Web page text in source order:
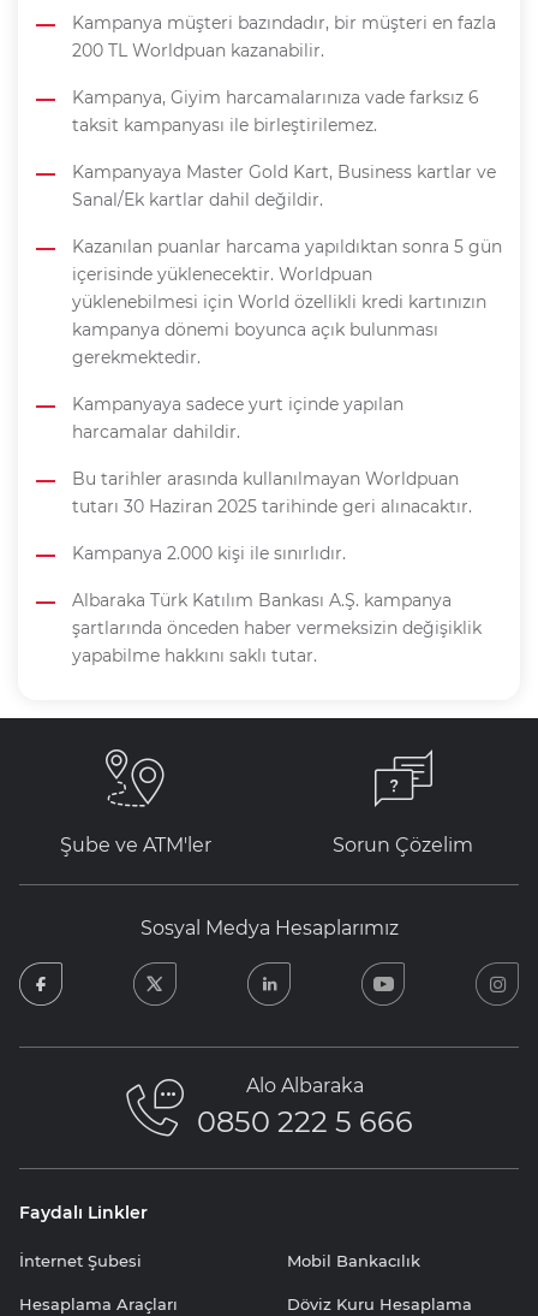
Kampanya müşteri bazındadır, bir müşteri en fazla
200 TL Worldpuan kazanabilir.
Kampanya, Giyim harcamalarınıza vade farksız 6
taksit kampanyası ile birleştirilemez.
Kampanyaya Master Gold Kart, Business kartlar ve
Sanal/Ek kartlar dahil değildir.
Kazanılan puanlar harcama yapıldıktan sonra 5 gün
içerisinde yüklenecektir. Worldpuan
yüklenebilmesi için World özellikli kredi kartınızın
kampanya dönemi boyunca açık bulunması
gerekmektedir.
Kampanyaya sadece yurt içinde yapılan
harcamalar dahildir.
Bu tarihler arasında kullanılmayan Worldpuan
tutarı 30 Haziran 2025 tarihinde geri alınacaktır.
Kampanya 2.000 kişi ile sınırlıdır.
Albaraka Türk Katılım Bankası A.Ş. kampanya
şartlarında önceden haber vermeksizin değişiklik
yapabilme hakkını saklı tutar.
Şube ve ATM'ler Sorun Çözelim
Sosyal Medya Hesaplarımız
facebook
Alo Albaraka
0850 222 5 666
Faydalı Linkler
İnternet Şubesi Mobil Bankacılık
Hesaplama Araçları Döviz Kuru Hesaplama